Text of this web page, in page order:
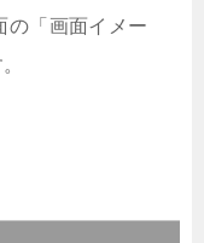
の「画面イメー